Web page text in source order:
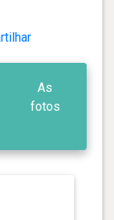
As
fotos